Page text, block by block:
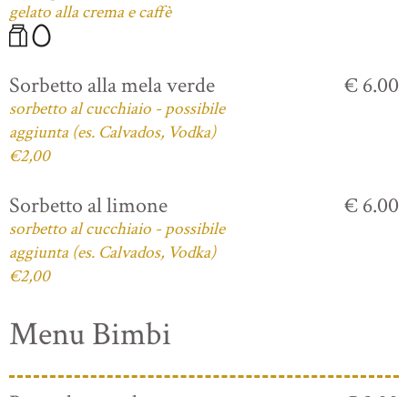
gelato alla crema e caffè
Sorbetto alla mela verde
sorbetto al cucchiaio - possibile
aggiunta (es. Calvados, Vodka)
€2,00
€ 6.00
Sorbetto al limone
sorbetto al cucchiaio - possibile
aggiunta (es. Calvados, Vodka)
€2,00
€ 6.00
Menu Bimbi